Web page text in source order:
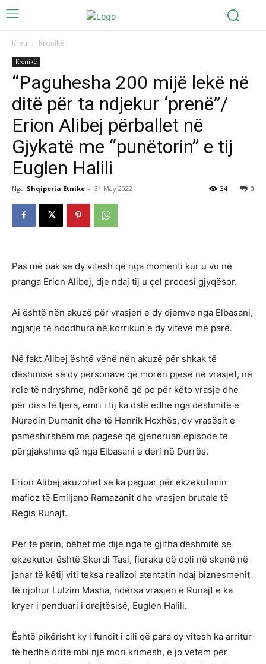
Kreu Kronikë
Kronikë
“Paguhesha 200 mijë lekë në
ditë për ta ndjekur ‘prenë”/
Erion Alibej përballet në
Gjykatë me “punëtorin” e tij
Euglen Halili
Nga Shqiperia Etnike - 31 May 2022 0
34
Pas më pak se dy vitesh që nga momenti kur u vu në
pranga Erion Alibej, dje ndaj tij u çel procesi gjyqësor.
Ai është nën akuzë për vrasjen e dy djemve nga Elbasani,
ngjarje të ndodhura në korrikun e dy viteve më parë.
Në fakt Alibej është vënë nën akuzë për shkak të
dëshmisë së dy personave që morën pjesë në vrasjet, në
role të ndryshme, ndërkohë që po për këto vrasje dhe
për disa të tjera, emri i tij ka dalë edhe nga dëshmitë e
Nuredin Dumanit dhe të Henrik Hoxhës, dy vrasësit e
pamëshirshëm me pagesë që gjeneruan episode të
përgjakshme që nga Elbasani e deri në Durrës.
Erion Alibej akuzohet se ka paguar për ekzekutimin
mafioz të Emiljano Ramazanit dhe vrasjen brutale të
Regis Runajt.
Për të parin, bëhet me dije nga të gjitha dëshmitë se
ekzekutor është Skerdi Tasi, fieraku që doli në skenë në
janar të këtij viti teksa realizoi atentatin ndaj biznesmenit
të njohur Lulzim Masha, ndërsa vrasjen e Runajt e ka
kryer i penduari i drejtësisë, Euglen Halili.
Është pikërisht ky i fundit i cili që para dy vitesh ka arritur
të hedhë dritë mbi një mori krimesh, e jo vetëm për